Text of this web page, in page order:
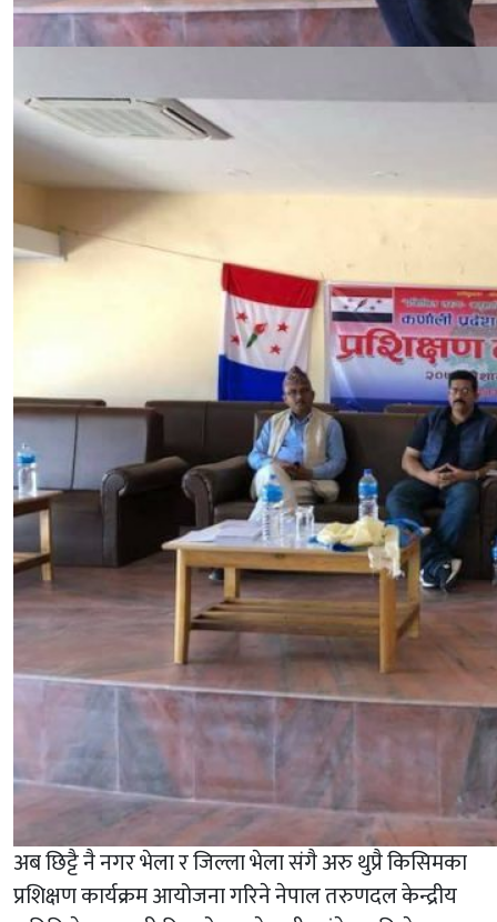
अब छिट्टै नै नगर भेला र जिल्ला भेला संगै अरु थुप्रै किसिमका
प्रशिक्षण कार्यक्रम आयोजना गरिने नेपाल तरुणदल केन्द्रीय